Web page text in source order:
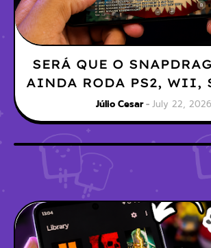
SERÁ QUE O
AINDA RODA PS2, WII,
3DS?
Júlio Cesar July 22, 2026